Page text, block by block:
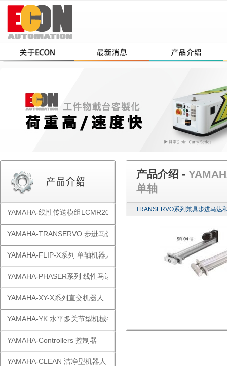
YAMAHA-线性传送模组LCMR200
YAMAHA-TRANSERVO 步进马达单轴
YAMAHA-FLIP-X系列 单轴机器人
YAMAHA-PHASER系列 线性马达
YAMAHA-XY-X系列直交机器人
YAMAHA-YK 水平多关节型机械手
YAMAHA-Controllers 控制器
YAMAHA-CLEAN 洁净型机器人
产品介绍 -
单轴
TRANSERVO系列兼具步进马达